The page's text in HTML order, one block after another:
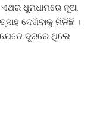
ଏଥର ଧୁମଧାମରେ ନୂଆ
ଦେଖିବାକୁ ମିଳିଛି ।
ଯେତେ ଦୂରରେ ଥିଲେ